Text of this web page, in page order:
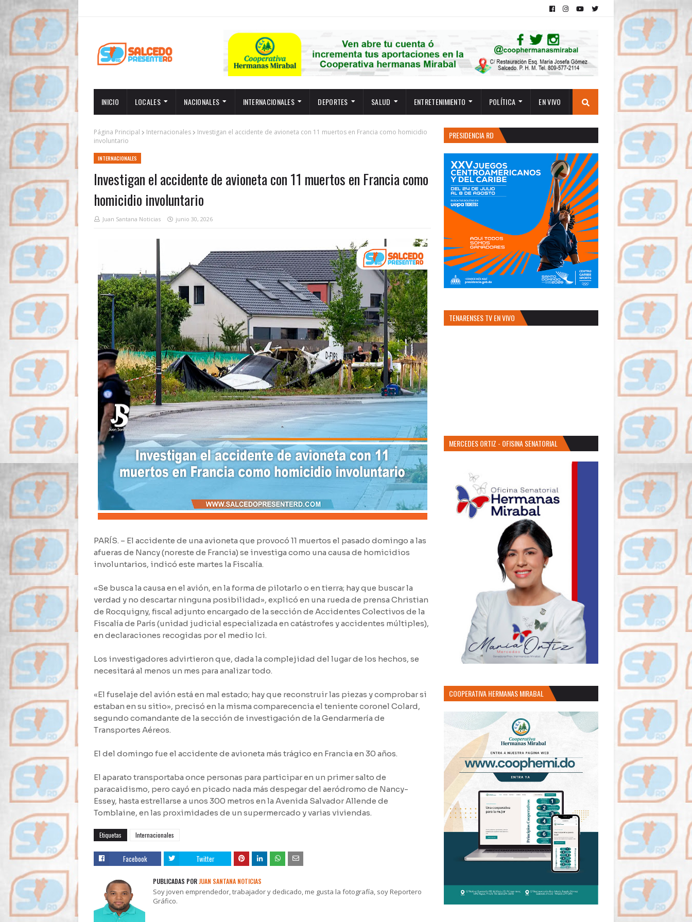
INICIO LOCALES NACIONALES INTERNACIONALES DEPORTES SALUD ENTRETENIMIENTO POLÍTICA EN VIVO
Página Principal Internacionales
Investigan el accidente de avioneta con 11 muertos en Francia como homicidio
involuntario
INTERNACIONALES
Investigan el accidente de avioneta con 11 muertos en Francia como
homicidio involuntario
Juan Santana Noticias junio 30, 2026
PARÍS. – El accidente de una avioneta que provocó 11 muertos el pasado domingo a las
afueras de Nancy (noreste de Francia) se investiga como una causa de homicidios
involuntarios, indicó este martes la Fiscalía.
«Se busca la causa en el avión, en la forma de pilotarlo o en tierra; hay que buscar la
verdad y no descartar ninguna posibilidad», explicó en una rueda de prensa Christian
de Rocquigny, fiscal adjunto encargado de la sección de Accidentes Colectivos de la
Fiscalía de París (unidad judicial especializada en catástrofes y accidentes múltiples),
en declaraciones recogidas por el medio Ici.
Los investigadores advirtieron que, dada la complejidad del lugar de los hechos, se
necesitará al menos un mes para analizar todo.
«El fuselaje del avión está en mal estado; hay que reconstruir las piezas y comprobar si
estaban en su sitio», precisó en la misma comparecencia el teniente coronel Colard,
segundo comandante de la sección de investigación de la Gendarmería de
Transportes Aéreos.
El del domingo fue el accidente de avioneta más trágico en Francia en 30 años.
El aparato transportaba once personas para participar en un primer salto de
paracaidismo, pero cayó en picado nada más despegar del aeródromo de Nancy-
Essey, hasta estrellarse a unos 300 metros en la Avenida Salvador Allende de
Tomblaine, en las proximidades de un supermercado y varias viviendas.
Etiquetas Internacionales
Facebook Twitter
PUBLICADAS PORJUAN SANTANA NOTICIAS
Soy joven emprendedor, trabajador y dedicado, me gusta la fotografía, soy Reportero
Gráfico.
PRESIDENCIA RD
TENARENSES TV EN VIVO
MERCEDES ORTIZ - OFISINA SENATORIAL
COOPERATIVA HERMANAS MIRABAL